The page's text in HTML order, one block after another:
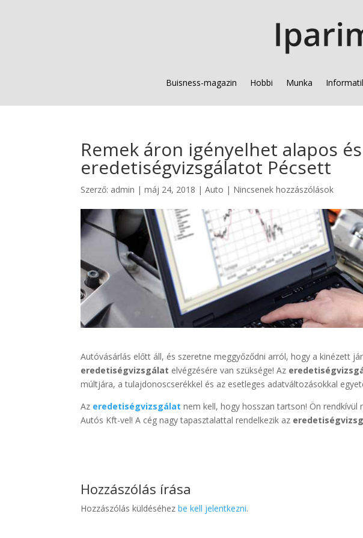
Buisness-magazin Hobbi Munka
Remek áron igényelhet alapos
eredetiségvizsgálatot Pécsett
Szerző: admin |máj 24, 2018 |Auto | Nincsenek hozzászólások
Autóvásárlás előtt áll, és szeretne meggyőződni arról, hogy a kinézett
eredetiségvizsgálat elvégzésére van szüksége! Az
múltjára, a tulajdonoscserékkel és az esetleges adatváltozásokkal
Az eredetiségvizsgálat nem kell, hogy hosszan tartson! Ön
Autós Kft-vel! A cég nagy tapasztalattal rendelkezik az
Hozzászólás írása
Hozzászólás küldéséhezbe kell jelentkezni.